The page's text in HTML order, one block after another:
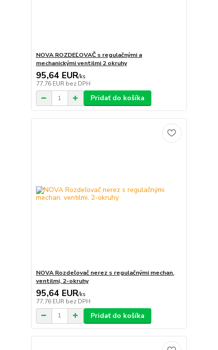
NOVA ROZDEĽOVAČ s regulačnými a
mechanickými ventilmi 2 okruhy
95,64 EUR/ks
77,76 EUR bez DPH
Pridať do košíka
NOVA Rozdeľovač nerez s regulačnými mechan.
ventilmi, 2-okruhy
95,64 EUR/ks
77,76 EUR bez DPH
Pridať do košíka